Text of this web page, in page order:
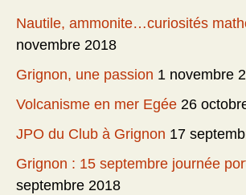
Nautile, ammonite…curiosités
novembre 2018
Grignon, une passion 1 novembre
Volcanisme en mer Egée 26
JPO du Club à Grignon 17
Grignon : 15 septembre journée
septembre 2018